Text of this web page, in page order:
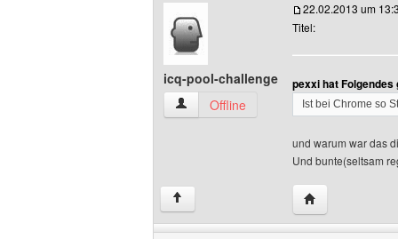
icq-pool-challenge
icq-pool-challenge Benutzer-Profile
Offline
22.02.2013 um
Titel:
pexxi hat
Ist bei Chrome so
und warum war das
Und bunte(seltsam
↑ Website dieses